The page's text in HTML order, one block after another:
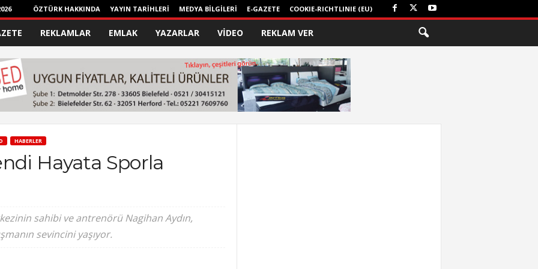
ÖZTÜRK HAKKINDA YAYIN TARİHLERİ MEDYA BİLGİLERİ E-GAZETE COOKIE-RICHTLINIE (EU)
REKLAMLAR EMLAK YAZARLAR VİDEO REKLAM VER
HABERLER
Hayata Sporla
sahibi ve antrenörü Nagihan Aydın,
sevincini yaşıyor.